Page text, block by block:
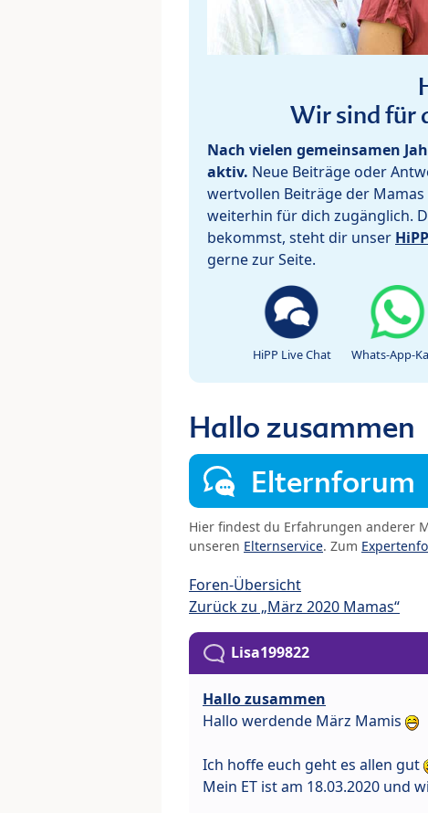
Wir sind für
Nach vielen gemeinsamen
aktiv. Neue Beiträge oder
wertvollen Beiträge der
weiterhin für dich zugänglich.
bekommst, steht dir unser
gerne zur Seite.
HiPP Live Chat Whats-App-
Hallo zusammen
Elternforum
Hier findest du Erfahrungen anderer
unseren Elternservice. Zum
Foren-Übersicht
Zurück zu „März 2020 Mamas“
Lisa199822
Hallo zusammen
Hallo werdende März Mamis
Ich hoffe euch geht es allen gut
Mein ET ist am 18.03.2020 und